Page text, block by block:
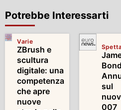
Potrebbe Interessarti
Varie
ZBrush e
scultura
digitale: una
competenza
che apre
nuove
sul
007